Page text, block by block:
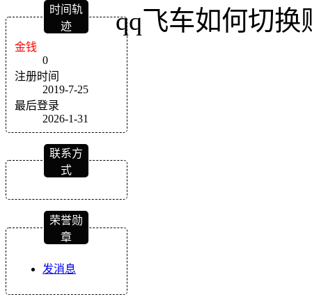
时间轨
迹
金钱
0
注册时间
2019-7-25
最后登录
2026-1-31
联系方
式
荣誉勋
章
发消息
qq飞车如何切换